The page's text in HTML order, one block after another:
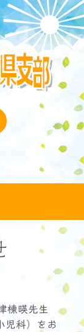
棟暎先生
児科）をお